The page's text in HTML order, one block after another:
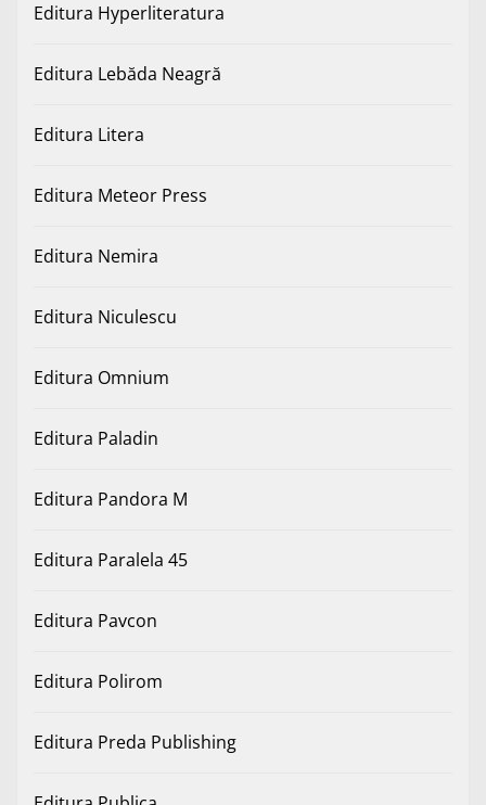
Editura Hyperliteratura
Editura Lebăda Neagră
Editura Litera
Editura Meteor Press
Editura Nemira
Editura Niculescu
Editura Omnium
Editura Paladin
Editura Pandora M
Editura Paralela 45
Editura Pavcon
Editura Polirom
Editura Preda Publishing